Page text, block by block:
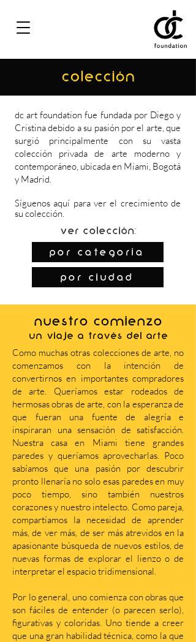
COLECCIÓN
dc art foundation fue fundada por Diego y
Cristina debido a su pasión por el arte, que
surgió principalmente con su vasta
colección privada de arte moderno y
contemporáneo, ubicada en Miami, Bogotá
y Madrid.
Síguenosaquí para ver el crecimiento de
su colección.
Ver colección:
por categoría
por ciudad
NUESTRO COMIENZO
Un viaje a través del arte
Como muchas otras colecciones de arte, no
comenzamos con la intención de
convertirnos en importantes compradores
de arte. Queríamos estar rodeados de
hermosas obras de arte, con la esperanza de
que fueran una fuente de alegría e
inspiraran una sensación de satisfacción.
Nuestra casa en Miami tiene grandes
paredes y queríamos aprovecharlas. Poco
sabíamos que una pasión por descubrir
pronto llenaría no solo esas paredes en muy
poco tiempo, sino también nuestros
corazones y nuestro intelecto. Como pareja,
compartíamos la necesidad de aprender
más, de ver más, de ser más atrevidos en la
apasionante búsqueda de nuevos estilos, de
nuevas formas de explorar el lienzo o de
interpretar el espacio tridimensional.
Por lo general, uno comienza con obras que
son fáciles de entender (o parecen serlo),
figurativas y coloridas. Uno tiende a creer
que una gran habilidad técnica, como la que